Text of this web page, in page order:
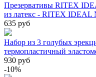
Презервативы RITEX
из латекс - RITEX IDEAL
635 руб
Набор из 3 голубых
термопластичный
930 руб
-10%